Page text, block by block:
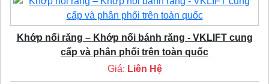
Khớp nối răng – Khớp nối bánh răng - VKLIFT cung
cấp và phân phối trên toàn quốc
Giá: Liên Hệ